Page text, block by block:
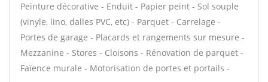
Peinture décorative - Enduit - Papier peint - Sol souple
(vinyle, lino, dalles PVC, etc) - Parquet - Carrelage -
Portes de garage - Placards et rangements sur mesure -
Mezzanine - Stores - Cloisons - Rénovation de parquet -
Faïence murale - Motorisation de portes et portails -